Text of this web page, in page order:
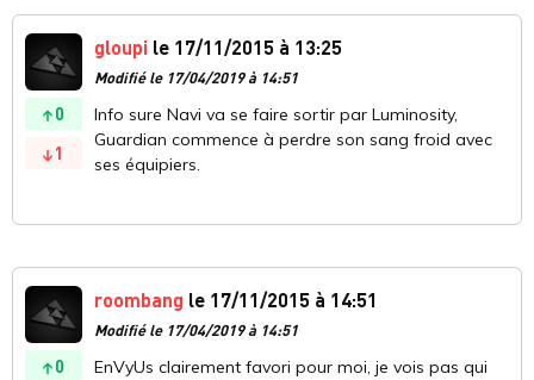
0
1
gloupi le 17/11/2015 à 13:25
Modifié le 17/04/2019 à 14:51
Info sure Navi va se faire sortir par Luminosity,
Guardian commence à perdre son sang froid avec
ses équipiers.
0
roombang le 17/11/2015 à 14:51
Modifié le 17/04/2019 à 14:51
EnVyUs clairement favori pour moi, je vois pas qui